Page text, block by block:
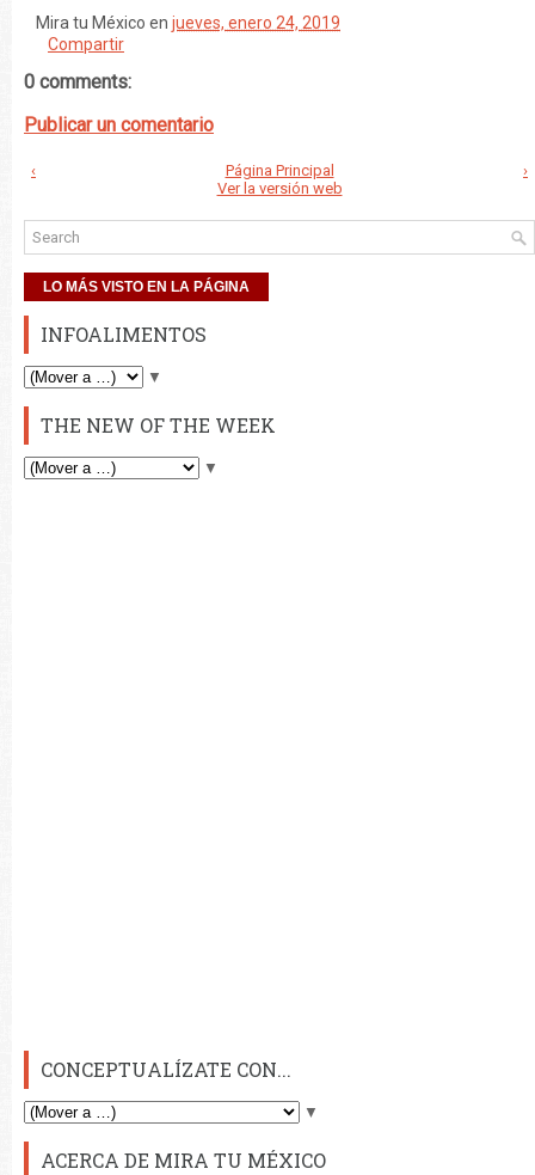
Mira tu México en jueves, enero 24, 2019
Compartir
0 comments:
Publicar un comentario
‹ ›
Página Principal
Ver la versión web
LO MÁS VISTO EN LA PÁGINA
INFOALIMENTOS
▼
THE NEW OF THE WEEK
▼
CONCEPTUALÍZATE CON...
▼
ACERCA DE MIRA TU MÉXICO